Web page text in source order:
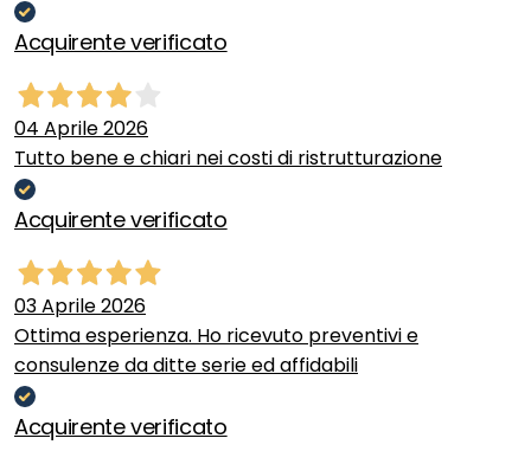
Acquirente verificato
04 Aprile 2026
Tutto bene e chiari nei costi di ristrutturazione
Acquirente verificato
03 Aprile 2026
Ottima esperienza. Ho ricevuto preventivi e
consulenze da ditte serie ed affidabili
Acquirente verificato